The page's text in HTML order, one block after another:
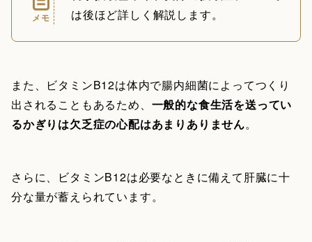
メモ
は後ほど詳しく解説します。
また、ビタミンB12は体内で腸内細菌によってつくり
出されることもあるため、 一般的な食生活を送ってい
るかぎりは欠乏症の心配はあまりありません。
さらに、ビタミンB12は必要なときに備えて肝臓に十
分な量が蓄えられています。